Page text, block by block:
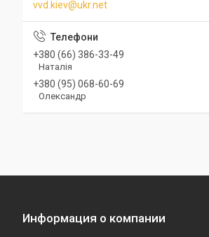
vvd.kiev@ukr.net
+380 (66) 386-33-49
Наталія
+380 (95) 068-60-69
Олександр
Информация о компании